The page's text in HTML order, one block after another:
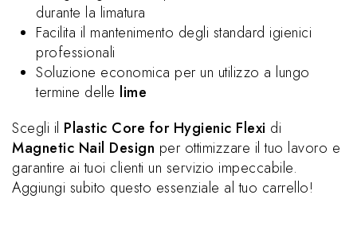
durante la limatura
Facilita il mantenimento degli standard igienici
professionali
Soluzione economica per un utilizzo a lungo
termine delle lime
Scegli il Plastic Core for Hygienic Flexi di
Magnetic Nail Design per ottimizzare il tuo lavoro e
garantire ai tuoi clienti un servizio impeccabile.
Aggiungi subito questo essenziale al tuo carrello!